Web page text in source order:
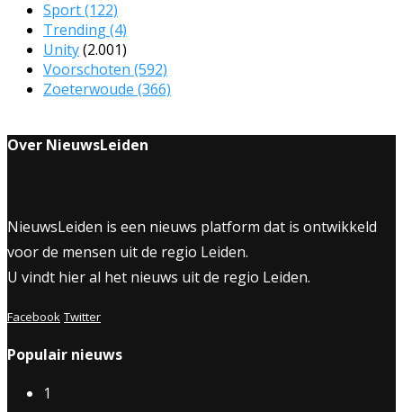
Sport(122)
Trending(4)
Unity(2.001)
Voorschoten (592)
Zoeterwoude (366)
Over NieuwsLeiden
NieuwsLeiden is een nieuws platform dat is ontwikkeld
voor de mensen uit de regio Leiden.
U vindt hier al het nieuws uit de regio Leiden.
Facebook Twitter
Populair nieuws
1